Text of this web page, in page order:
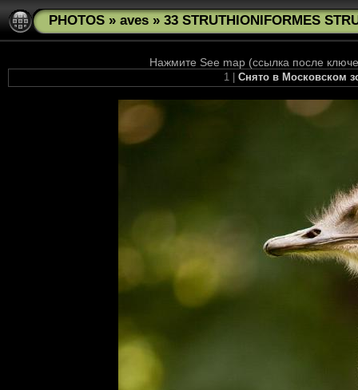
PHOTOS » aves » 33 STRUTHIONIFORMES
Нажмите See map (ссылка после
1 | Снято в Московском